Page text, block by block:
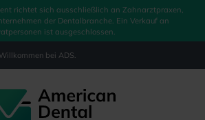
richtet sich ausschließlich an Zahnarztpraxen,
der Dentalbranche. Ein Verkauf an
ist ausgeschlossen.
Willkommen bei ADS.